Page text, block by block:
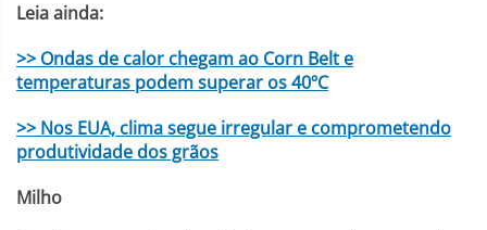
Leia ainda:
>> Ondas de calor chegam ao Corn Belt e
temperaturas podem superar os 40ºC
>> Nos EUA, clima segue irregular e comprometendo
produtividade dos grãos
Milho